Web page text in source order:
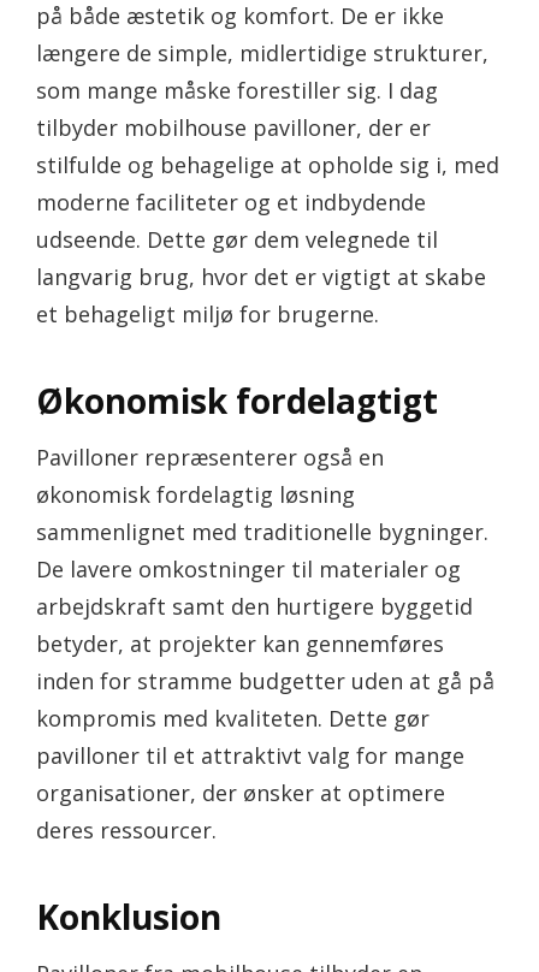
på både æstetik og komfort. De er ikke
længere de simple, midlertidige strukturer,
som mange måske forestiller sig. I dag
tilbyder mobilhouse pavilloner, der er
stilfulde og behagelige at opholde sig i, med
moderne faciliteter og et indbydende
udseende. Dette gør dem velegnede til
langvarig brug, hvor det er vigtigt at skabe
et behageligt miljø for brugerne.
Økonomisk fordelagtigt
Pavilloner repræsenterer også en
økonomisk fordelagtig løsning
sammenlignet med traditionelle bygninger.
De lavere omkostninger til materialer og
arbejdskraft samt den hurtigere byggetid
betyder, at projekter kan gennemføres
inden for stramme budgetter uden at gå på
kompromis med kvaliteten. Dette gør
pavilloner til et attraktivt valg for mange
organisationer, der ønsker at optimere
deres ressourcer.
Konklusion